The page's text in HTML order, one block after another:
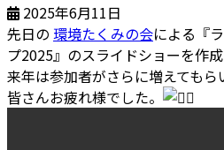
2025年6月11日
先日の 環境たくみの会による『
プ2025』のスライドショーを作
来年は参加者がさらに増えてもら
皆さんお疲れ様でした。